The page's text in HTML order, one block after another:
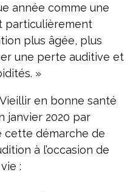
année comme une
particulièrement
plus âgée, plus
une perte auditive et
»
en bonne santé
janvier 2020 par
cette démarche de
à l’occasion de
: